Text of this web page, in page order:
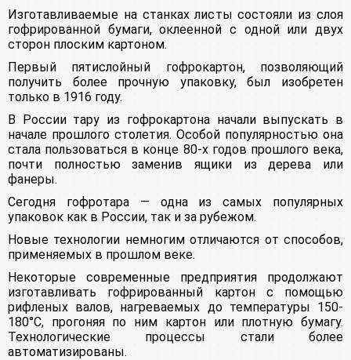
Изготавливаемые на станках листы состояли из слоя
гофрированной бумаги, оклеенной с одной или двух
сторон плоским картоном.
Первый пятислойный гофрокартон, позволяющий
получить более прочную упаковку, был изобретен
только в 1916 году.
В России тару из гофрокартона начали выпускать в
начале прошлого столетия. Особой популярностью она
стала пользоваться в конце 80-х годов прошлого века,
почти полностью заменив ящики из дерева или
фанеры.
Сегодня гофротара — одна из самых популярных
упаковок как в России, так и за рубежом.
Новые технологии немногим отличаются от способов,
применяемых в прошлом веке.
Некоторые современные предприятия продолжают
изготавливать гофрированный картон с помощью
рифленых валов, нагреваемых до температуры 150-
180°С, прогоняя по ним картон или плотную бумагу.
Технологические процессы стали более
автоматизированы.